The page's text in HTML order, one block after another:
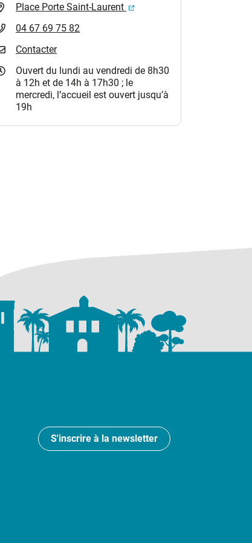
Place Porte Saint-Laurent
(ouverture dans un nouvel
04 67 69 75 82
Contacter
Ouvert du lundi au vendredi de 8h30
à 12h et de 14h à 17h30 ; le
mercredi, l’accueil est ouvert jusqu’à
19h
S'inscrire à la newsletter